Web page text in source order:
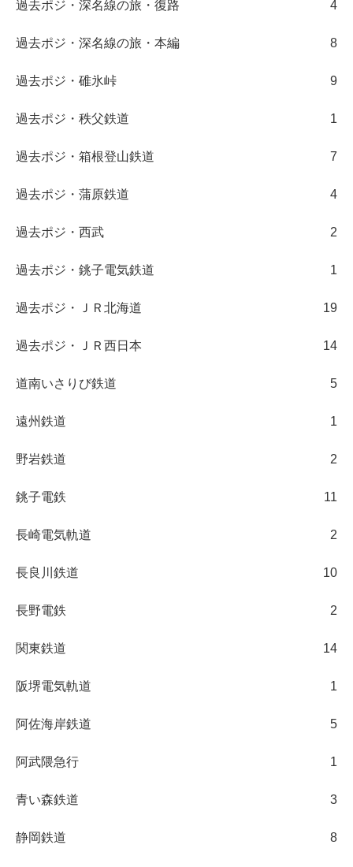
過去ポジ・深名線の旅・復路 4
過去ポジ・深名線の旅・本編 8
過去ポジ・碓氷峠 9
過去ポジ・秩父鉄道 1
過去ポジ・箱根登山鉄道 7
過去ポジ・蒲原鉄道 4
過去ポジ・西武 2
過去ポジ・銚子電気鉄道 1
過去ポジ・ＪＲ北海道 19
過去ポジ・ＪＲ西日本 14
道南いさりび鉄道 5
遠州鉄道 1
野岩鉄道 2
銚子電鉄 11
長崎電気軌道 2
長良川鉄道 10
長野電鉄 2
関東鉄道 14
阪堺電気軌道 1
阿佐海岸鉄道 5
阿武隈急行 1
青い森鉄道 3
静岡鉄道 8